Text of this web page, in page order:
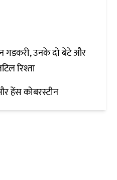
गडकरी, उनके दो बेटे और
रिश्ता
हेंस कोबरस्टीन